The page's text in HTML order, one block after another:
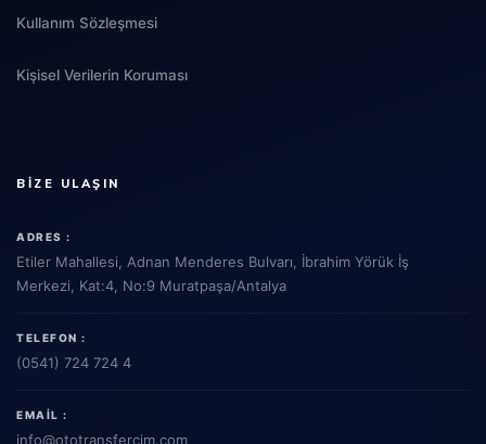
Kullanım Sözleşmesi
Kişisel Verilerin Koruması
BIZE ULAŞIN
ADRES :
Etiler Mahallesi, Adnan Menderes Bulvarı, İbrahim Yörük İş
Merkezi, Kat:4, No:9 Muratpaşa/Antalya
TELEFON :
(0541) 724 724 4
EMAIL :
info@ototransfercim.com